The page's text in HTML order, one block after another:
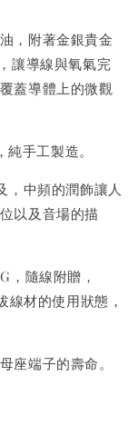
，附著金銀貴金
讓導線與氧氣完
蓋導體上的微觀
手工製造。
，中頻的潤飾讓人
以及音場的描
，隨線附贈，
線材的使用狀態，
座端子的壽命。